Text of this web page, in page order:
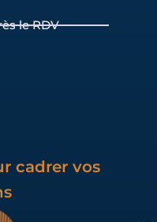
le RDV
cadrer vos